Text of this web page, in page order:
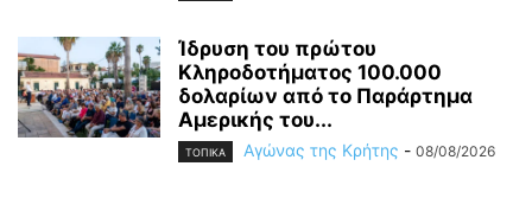
Ίδρυση του πρώτου
Κληροδοτήματος 100.000
δολαρίων από το Παράρτημα
Αμερικής του...
ΤΟΠΙΚΑ Αγώνας της Κρήτης - 08/08/2026